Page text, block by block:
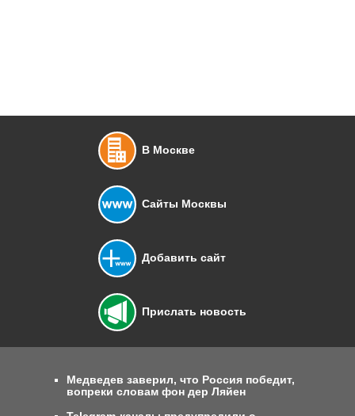
В Москве
Сайты Москвы
Добавить сайт
Прислать новость
Медведев заверил, что Россия победит,
вопреки словам фон дер Ляйен